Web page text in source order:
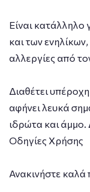
Είναι κατάλληλο
και των
αλλεργίες από
Διαθέτει
αφήνει λευκά
ιδρώτα και άμμο.
Οδηγίες Χρήσης
Ανακινήστε καλά